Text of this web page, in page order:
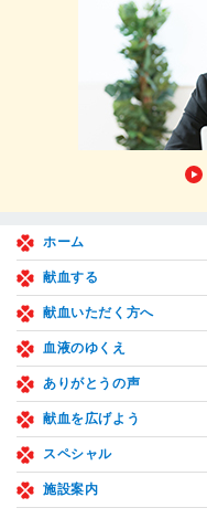
ホーム
献血する
献血いただく方へ
血液のゆくえ
ありがとうの声
献血を広げよう
スペシャル
施設案内